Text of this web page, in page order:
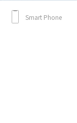
Smart Phone